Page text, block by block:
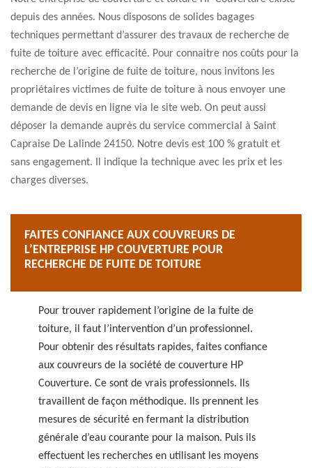
depuis des années. Nous disposons de solides bagages
techniques permettant d’assurer des travaux de recherche de
fuite de toiture avec efficacité. Pour connaitre nos coûts pour la
recherche de l’origine de fuite de toiture, nous invitons les
propriétaires victimes de fuite de toiture à nous envoyer une
demande de devis en ligne via le site web. On peut aussi
déposer la demande auprès du service commercial à Saint
Capraise De Lalinde 24150. Notre devis est 100 % gratuit et
sans engagement. Il indique la technique avec les prix et les
charges diverses.
FAITES CONFIANCE AUX COUVREURS DE
L’ENTREPRISE HP COUVERTURE POUR
RECHERCHE DE FUITE DE TOITURE
Pour trouver rapidement l’origine de la fuite de
toiture, il faut l’intervention d’un professionnel.
Pour obtenir des résultats rapides, faites confiance
aux couvreurs de la société de couverture HP
Couverture. Ce sont de vrais professionnels. Ils
travaillent de façon méthodique. Ils prennent les
mesures de sécurité en fermant la distribution
générale d’eau courante pour la maison. Puis ils
effectuent les recherches en utilisant les moyens